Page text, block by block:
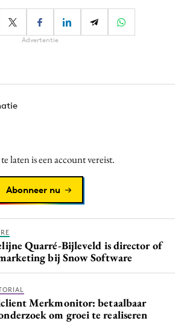
Advertentie
laten is een account vereist.
Abonneer nu
Quarré-Bijleveld is director of
bij Snow Software
Merkmonitor: betaalbaar
om groei te realiseren